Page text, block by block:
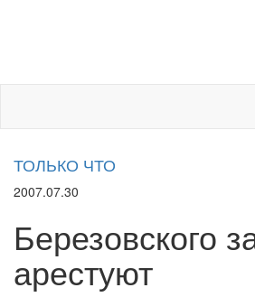
ТОЛЬКО ЧТО
2007.07.30
Березовского
арестуют